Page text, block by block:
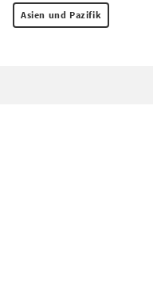
Asien und Pazifik